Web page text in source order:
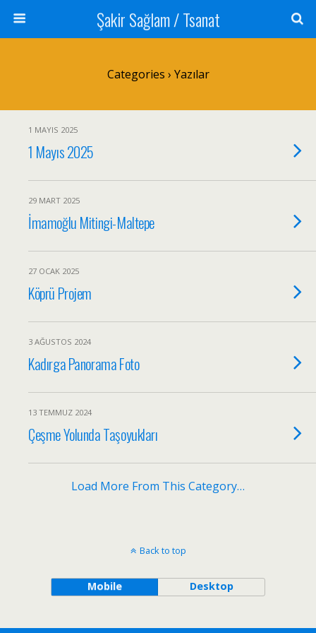
Şakir Sağlam / Tsanat
Categories › Yazılar
1 MAYIS 2025
1 Mayıs 2025
29 MART 2025
İmamoğlu Mitingi-Maltepe
27 OCAK 2025
Köprü Projem
3 AĞUSTOS 2024
Kadırga Panorama Foto
13 TEMMUZ 2024
Çeşme Yolunda Taşoyukları
Load More From This Category…
Back to top
Mobile Desktop